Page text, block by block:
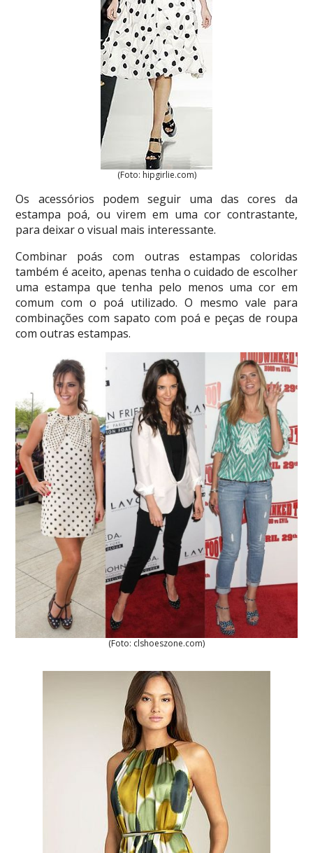
(Foto: hipgirlie.com)
Os acessórios podem seguir uma das cores da
estampa poá, ou virem em uma cor contrastante,
para deixar o visual mais interessante.
Combinar poás com outras estampas coloridas
também é aceito, apenas tenha o cuidado de escolher
uma estampa que tenha pelo menos uma cor em
comum com o poá utilizado. O mesmo vale para
combinações com sapato com poá e peças de roupa
com outras estampas.
(Foto: clshoeszone.com)